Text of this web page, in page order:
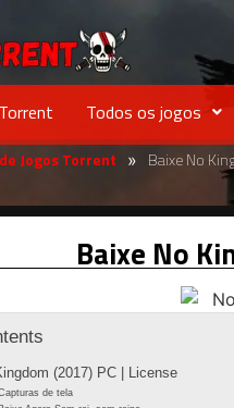
Todos os jogos
Jogos Torrent » Baixe No
Baixe No
(2017) PC | License
de tela